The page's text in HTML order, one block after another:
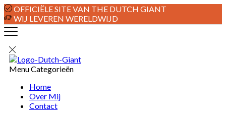
OFFICIËLE SITE VAN THE DUTCH GIANT
WIJ LEVEREN WERELDWIJD
MenuCategorieën
Home
Over Mij
Contact